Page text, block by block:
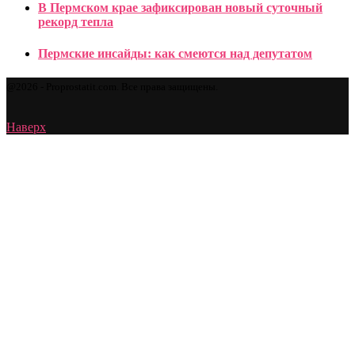
В Пермском крае зафиксирован новый суточный
рекорд тепла
Пермские инсайды: как смеются над депутатом
Наверх